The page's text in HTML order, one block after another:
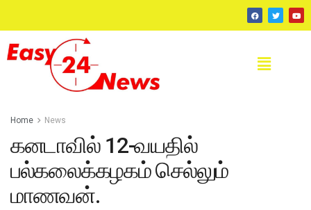
Home News
கனடாவில் 12-வயதில்
பல்கலைக்கழகம் செல்லும்
மாணவன்.